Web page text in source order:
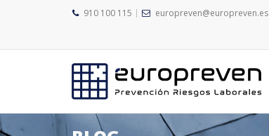
910 100 115 europreven@europreven.es